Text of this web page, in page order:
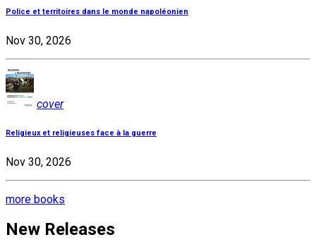
Police et territoires dans le monde napoléonien
Nov 30, 2026
cover
Religieux et religieuses face à la guerre
Nov 30, 2026
more books
New Releases